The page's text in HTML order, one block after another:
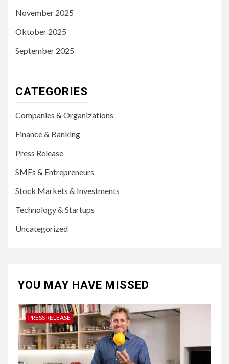
November 2025
Oktober 2025
September 2025
CATEGORIES
Companies & Organizations
Finance & Banking
Press Release
SMEs & Entrepreneurs
Stock Markets & Investments
Technology & Startups
Uncategorized
YOU MAY HAVE MISSED
PRESS RELEASE